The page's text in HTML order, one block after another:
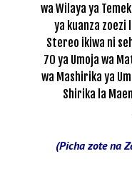
wa Wilaya ya
ya kuanza zoezi
Stereo ikiwa ni
70 ya Umoja wa
wa Mashirika ya
Shirika la
(Picha zote na